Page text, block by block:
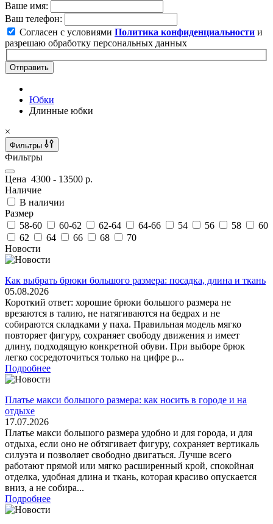
Ваше имя:
Ваш телефон:
Согласен с условиями Политика конфиденциальности и
разрешаю обработку персональных данных
Отправить
Юбки
Длинные юбки
×
Фильтры
Фильтры
Цена 4300 - 13500 р.
Наличие
В наличии
Размер
58-60
60-62 62-64 64-66 54 56 58
60
62
64 66 68
70
Новости
Как выбрать брюки большого размера: посадка, длина и ткань
05.08.2026
Короткий ответ: хорошие брюки большого размера не
врезаются в талию, не натягиваются на бедрах и не
собираются складками у паха. Правильная модель мягко
повторяет фигуру, сохраняет свободу движения и имеет
длину, подходящую конкретной обуви. При выборе брюк
легко сосредоточиться только на цифре р...
Подробнее
Платье макси большого размера: как носить в городе и на
отдыхе
17.07.2026
Платье макси большого размера удобно и для города, и для
отдыха, если оно не обтягивает фигуру, сохраняет вертикаль
силуэта и позволяет свободно двигаться. Лучше всего
работают прямой или мягко расширенный крой, спокойная
отделка, удобная длина и ткань, которая красиво опускается
вниз, а не собира...
Подробнее